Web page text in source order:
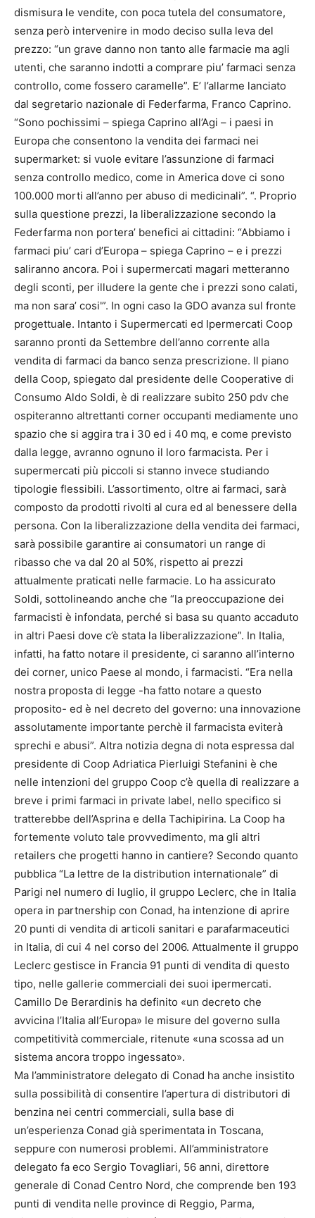
dismisura le vendite, con poca tutela del consumatore,
senza però intervenire in modo deciso sulla leva del
prezzo: “un grave danno non tanto alle farmacie ma agli
utenti, che saranno indotti a comprare piu’ farmaci senza
controllo, come fossero caramelle”. E’ l’allarme lanciato
dal segretario nazionale di Federfarma, Franco Caprino.
“Sono pochissimi – spiega Caprino all’Agi – i paesi in
Europa che consentono la vendita dei farmaci nei
supermarket: si vuole evitare l’assunzione di farmaci
senza controllo medico, come in America dove ci sono
100.000 morti all’anno per abuso di medicinali”. “. Proprio
sulla questione prezzi, la liberalizzazione secondo la
Federfarma non portera’ benefici ai cittadini: “Abbiamo i
farmaci piu’ cari d’Europa – spiega Caprino – e i prezzi
saliranno ancora. Poi i supermercati magari metteranno
degli sconti, per illudere la gente che i prezzi sono calati,
ma non sara’ cosi'”. In ogni caso la GDO avanza sul fronte
progettuale. Intanto i Supermercati ed Ipermercati Coop
saranno pronti da Settembre dell’anno corrente alla
vendita di farmaci da banco senza prescrizione. Il piano
della Coop, spiegato dal presidente delle Cooperative di
Consumo Aldo Soldi, è di realizzare subito 250 pdv che
ospiteranno altrettanti corner occupanti mediamente uno
spazio che si aggira tra i 30 ed i 40 mq, e come previsto
dalla legge, avranno ognuno il loro farmacista. Per i
supermercati più piccoli si stanno invece studiando
tipologie flessibili. L’assortimento, oltre ai farmaci, sarà
composto da prodotti rivolti al cura ed al benessere della
persona. Con la liberalizzazione della vendita dei farmaci,
sarà possibile garantire ai consumatori un range di
ribasso che va dal 20 al 50%, rispetto ai prezzi
attualmente praticati nelle farmacie. Lo ha assicurato
Soldi, sottolineando anche che “la preoccupazione dei
farmacisti è infondata, perché si basa su quanto accaduto
in altri Paesi dove c’è stata la liberalizzazione”. In Italia,
infatti, ha fatto notare il presidente, ci saranno all’interno
dei corner, unico Paese al mondo, i farmacisti. “Era nella
nostra proposta di legge -ha fatto notare a questo
proposito- ed è nel decreto del governo: una innovazione
assolutamente importante perchè il farmacista eviterà
sprechi e abusi”. Altra notizia degna di nota espressa dal
presidente di Coop Adriatica Pierluigi Stefanini è che
nelle intenzioni del gruppo Coop c’è quella di realizzare a
breve i primi farmaci in private label, nello specifico si
tratterebbe dell’Asprina e della Tachipirina. La Coop ha
fortemente voluto tale provvedimento, ma gli altri
retailers che progetti hanno in cantiere? Secondo quanto
pubblica “La lettre de la distribution internationale” di
Parigi nel numero di luglio, il gruppo Leclerc, che in Italia
opera in partnership con Conad, ha intenzione di aprire
20 punti di vendita di articoli sanitari e parafarmaceutici
in Italia, di cui 4 nel corso del 2006. Attualmente il gruppo
Leclerc gestisce in Francia 91 punti di vendita di questo
tipo, nelle gallerie commerciali dei suoi ipermercati.
Camillo De Berardinis ha definito «un decreto che
avvicina l’Italia all’Europa» le misure del governo sulla
competitività commerciale, ritenute «una scossa ad un
sistema ancora troppo ingessato».
Ma l’amministratore delegato di Conad ha anche insistito
sulla possibilità di consentire l’apertura di distributori di
benzina nei centri commerciali, sulla base di
un’esperienza Conad già sperimentata in Toscana,
seppure con numerosi problemi. All’amministratore
delegato fa eco Sergio Tovagliari, 56 anni, direttore
generale di Conad Centro Nord, che comprende ben 193
punti di vendita nelle province di Reggio, Parma,